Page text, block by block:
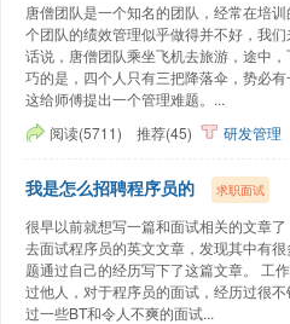
唐僧团队是一个知名的团队，经常在培
个团队的绩效管理似乎做得并不好，我们
话说，唐僧团队乘坐飞机去旅游，途中
巧的是，四个人只有三把降落伞，势必有
这给师傅提出一个管理难题。...
阅读(5711)
推荐(45) 研发管理
我是怎么招聘程序员的 求职面试
很早以前就想写一篇和面试相关的文章
去面试程序员的英文文章，发现其中有
题通过自己的经历写下了这篇文章。 工
过他人，对于程序员的面试，经历过很
过一些BT和令人不爽的面试...